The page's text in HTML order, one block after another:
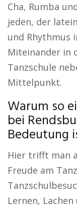
Cha, Rumba
jeden, der
und Rhythmus
Miteinander in
Tanzschule
Mittelpunkt.
Warum so
bei
Bedeutung
Hier trifft man
Freude am
Lernen,